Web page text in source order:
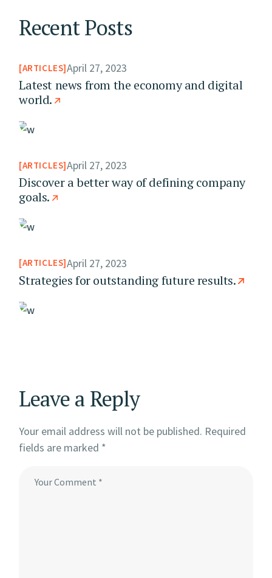
Recent Posts
ARTICLES April 27, 2023
Latest news from the economy and digital
world.
ARTICLES April 27, 2023
Discover a better way of defining company
goals.
ARTICLES April 27, 2023
Strategies for outstanding future results.
Leave a Reply
Your email address will not be published. Required
fields are marked *